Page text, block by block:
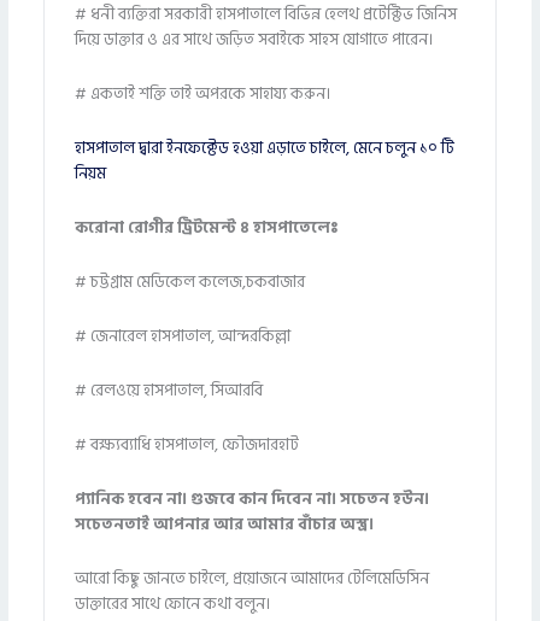
# ধনী ব্যক্তিরা সরকারী হাসপাতালে বিভিন্ন হেলথ প্রটেক্টিভ জিনিস
দিয়ে ডাক্তার ও এর সাথে জড়িত সবাইকে সাহস যোগাতে পারেন।
# একতাই শক্তি তাই অপরকে সাহায্য করুন।
হাসপাতাল দ্বারা ইনফেক্টেড হওয়া এড়াতে চাইলে, মেনে চলুন ১০ টি
নিয়ম
করোনা রোগীর ট্রিটমেন্ট ৪ হাসপাতেলেঃ
# চট্টগ্রাম মেডিকেল কলেজ,চকবাজার
# জেনারেল হাসপাতাল, আন্দরকিল্লা
# রেলওয়ে হাসপাতাল, সিআরবি
# বক্ষ্যব্যাধি হাসপাতাল, ফৌজদারহাট
প্যানিক হবেন না। গুজবে কান দিবেন না। সচেতন হউন।
সচেতনতাই আপনার আর আমার বাঁচার অস্ত্র।
আরো কিছু জানতে চাইলে, প্রয়োজনে আমাদের টেলিমেডিসিন
ডাক্তারের সাথে ফোনে কথা বলুন।